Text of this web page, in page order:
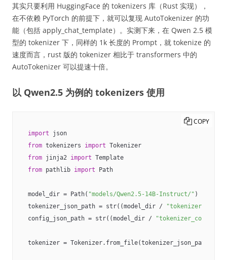
其实只要利用 HuggingFace 的 tokenizers 库（Rust 实现），
在不依赖 PyTorch 的前提下，就可以复现 AutoTokenizer 的功
能（包括 apply_chat_template）。实测下来，在 Qwen 2.5 模
型的 tokenizer 下，同样的 1k 长度的 Prompt，就 tokenize 的
速度而言，rust 版的 tokenizer 相比于 transformers 中的
AutoTokenizer 可以提速十倍。
以 Qwen2.5 为例的 tokenizers 使用
import
from tokenizers import
from jinja2 import
from pathlib import Path
model_dir = Path( "models/Qwen2.5-14B-Instruct/" )
tokenizer_json_path = str((model_dir /
"tokenizer.json"
config_json_path = str((model_dir /
tokenizer = Tokenizer.from_file(tokenizer_json_path)
COPY